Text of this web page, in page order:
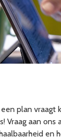
plan vraagt
Vraag aan
en